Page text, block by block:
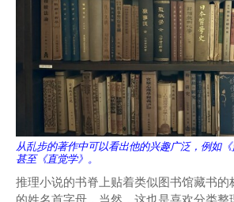
从乱步的著作中可以看出他的兴趣广泛，例如《
甚至《直觉学》。
推理小说的书脊上贴着类似图书馆藏书的